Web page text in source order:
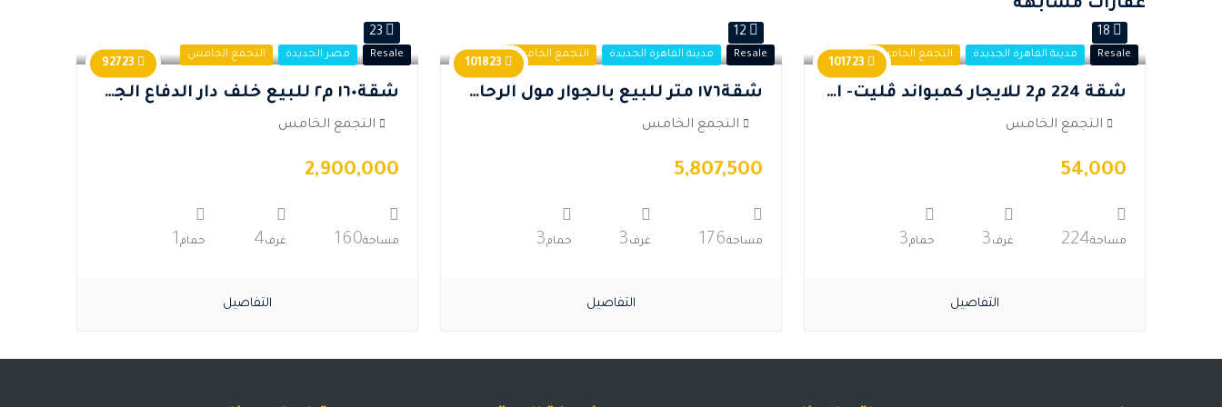
عقارات مشابهة
101723
التجمع الخامس مدينة القاهرة الجديدة Resale
18
شقة 224 م2 للايجار كمبواند ڤليت- القاهرة الجديدة.
التجمع الخامس
54,000
مساحة224 غرف 3 حمام3
التفاصيل
101823
التجمع الخامس مدينة القاهرة الجديدة Resale
12
شقة١٧٦ متر للبيع بالجوار مول الرحاب ٢
التجمع الخامس
5,807,500
مساحة176 غرف 3 حمام3
التفاصيل
92723
التجمع الخامس مصر الجديدة Resale
23
شقة١٦٠ م٢ للبيع خلف دار الدفاع الجوى بمصر الجديدة
التجمع الخامس
2,900,000
مساحة160 غرف4 حمام 1
التفاصيل